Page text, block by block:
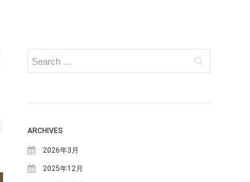
ARCHIVES
2026年3月
2025年12月